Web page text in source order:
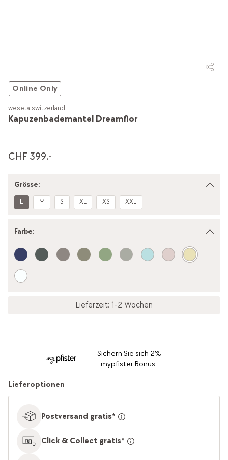
Online Only
Kapuzenbademantel Dreamflor
weseta switzerland
CHF 399.-
Grösse:
L M S XL XS XXL
Farbe:
Lieferzeit: 1-2 Wochen
Sichern Sie sich 2%
mypfister Bonus.
Lieferoptionen
Postversand gratis*
Click & Collect gratis*